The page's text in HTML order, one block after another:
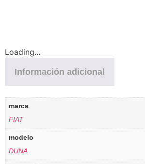
Loading...
Información adicional
marca
FIAT
modelo
DUNA